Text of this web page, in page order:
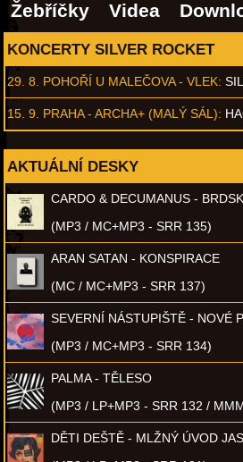
Žebříčky
Videa
KONCERTY SILVER ROCKET
29. 8. POHOŘÍ U MALEČOVA - VLEK:
15. 9. PRAHA - ARCHA+ (MALÝ SÁL):
AKTUÁLNÍ DESKY
CARDO & DECUMANUS -
(MP3 / MC+MP3 - SRR 135)
ARAN SATAN - KONSPIRACE
(MC / MC+MP3 - SRR 137)
SEVERNÍ NÁSTUPIŠTĚ - NOVÉ
(MP3 / MC+MP3 - SRR 134)
PALMA - TĚLESO
(MP3 / LP+MP3 - SRR 132 /
DĚTI DEŠTĚ - MLŽNÝ ÚVOD